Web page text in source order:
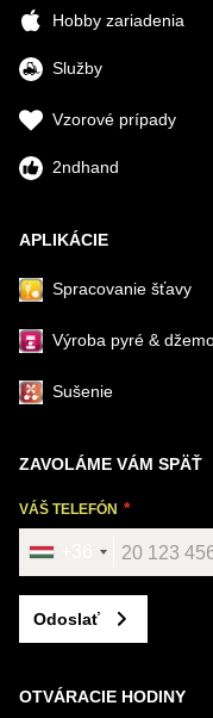
Hobby zariadenia
Služby
Vzorové prípady
2ndhand
APLIKÁCIE
Spracovanie šťavy
Výroba pyré &
Sušenie
ZAVOLÁME VÁM SPÄŤ
VÁŠ TELEFÓN
Odoslať
OTVÁRACIE HODINY